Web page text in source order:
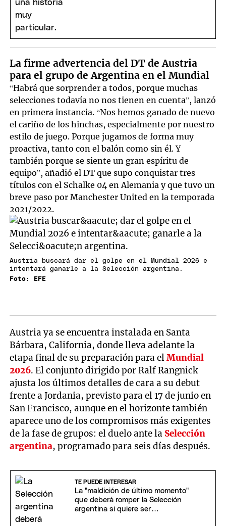
La firme advertencia del DT de Austria
para el grupo de Argentina en el Mundial
“Habrá que sorprender a todos, porque muchas
selecciones todavía no nos tienen en cuenta”, lanzó
en primera instancia. “Nos hemos ganado de nuevo
el cariño de los hinchas, especialmente por nuestro
estilo de juego. Porque jugamos de forma muy
proactiva, tanto con el balón como sin él. Y
también porque se siente un gran espíritu de
equipo”, añadió el DT que supo conquistar tres
títulos con el Schalke 04 en Alemania y que tuvo un
breve paso por Manchester United en la temporada
2021/2022.
Austria buscará dar el golpe en el Mundial 2026 e
intentará ganarle a la Selección argentina.
Foto: EFE
Austria ya se encuentra instalada en Santa
Bárbara, California, donde lleva adelante la
etapa final de su preparación para elMundial
2026. El conjunto dirigido por Ralf Rangnick
ajusta los últimos detalles de cara a su debut
frente a Jordania, previsto para el 17 de junio en
San Francisco, aunque en el horizonte también
aparece uno de los compromisos más exigentes
de la fase de grupos: el duelo ante la Selección
argentina, programado para seis días después.
TE PUEDE INTERESAR
La "maldición de último momento"
que deberá romper la Selección
argentina si quiere ser